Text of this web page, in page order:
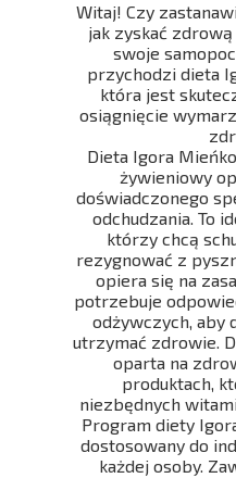
Witaj! Czy
jak zyskać
swoje
przychodzi dieta
która jest
osiągnięcie
Dieta Igora
żywieniowy
doświadczonego
odchudzania. To
którzy chcą
rezygnować z
opiera się na
potrzebuje
odżywczych, aby
utrzymać zdrowie.
oparta na
produktach,
niezbędnych
Program diety
dostosowany do
każdej osoby.